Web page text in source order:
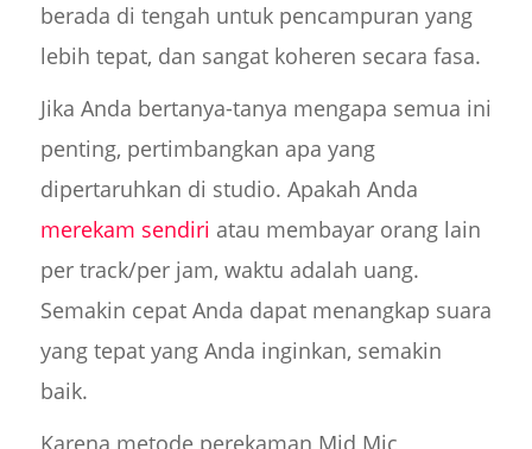
berada di tengah untuk pencampuran yang
lebih tepat, dan sangat koheren secara fasa.
Jika Anda bertanya-tanya mengapa semua ini
penting, pertimbangkan apa yang
dipertaruhkan di studio. Apakah Anda
merekam sendiri atau membayar orang lain
per track/per jam, waktu adalah uang.
Semakin cepat Anda dapat menangkap suara
yang tepat yang Anda inginkan, semakin
baik.